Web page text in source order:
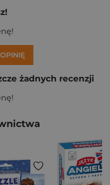
żadnych recenzji